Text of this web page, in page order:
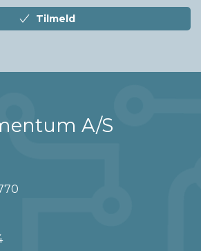
Tilmeld
A/S